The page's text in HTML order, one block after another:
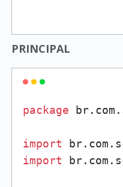
PRINCIPAL
package
import
import